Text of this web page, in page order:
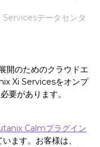
データセンタ
開のためのクラウドエ
Xi Servicesをオンプ
要があります。
Calmプラグイン
ます。お客様は、